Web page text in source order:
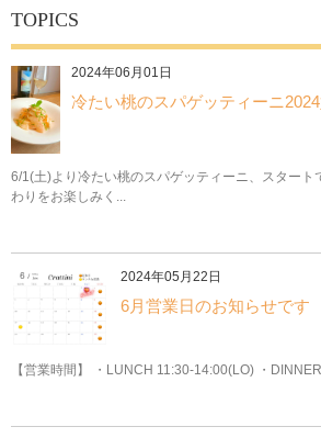
TOPICS
2024年06月01日
冷たい桃のスパゲッティーニ2024
6/1(土)より冷たい桃のスパゲッティーニ、スタート
わりをお楽しみく...
2024年05月22日
6月営業日のお知らせです
【営業時間】 ・LUNCH 11:30-14:00(LO) ・DINNER